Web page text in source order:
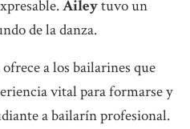
Aileytuvo un
de la danza.
ofrece a los bailarines que
vital para formarse y
a bailarín profesional.